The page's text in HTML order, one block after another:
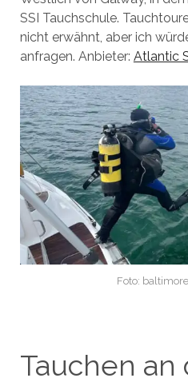
SSI Tauchschule.
nicht erwähnt, aber ich
anfragen. Anbieter: Atlantic
Foto:
Tauchen an